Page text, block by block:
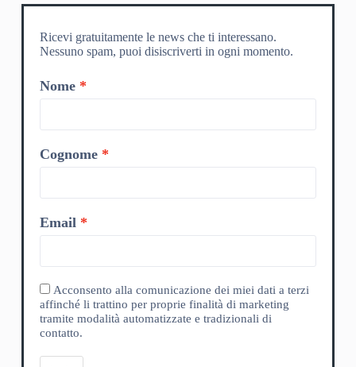
Ricevi gratuitamente le news che ti interessano.
Nessuno spam, puoi disiscriverti in ogni momento.
Nome
Cognome
Email
Acconsento alla comunicazione dei miei dati a terzi
affinché li trattino per proprie finalità di marketing
tramite modalità automatizzate e tradizionali di
contatto.